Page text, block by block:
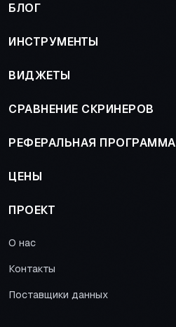
БЛОГ
ИНСТРУМЕНТЫ
ВИДЖЕТЫ
СРАВНЕНИЕ СКРИНЕРОВ
РЕФЕРАЛЬНАЯ ПРОГРАММА
ЦЕНЫ
ПРОЕКТ
О нас
Контакты
Поставщики данных